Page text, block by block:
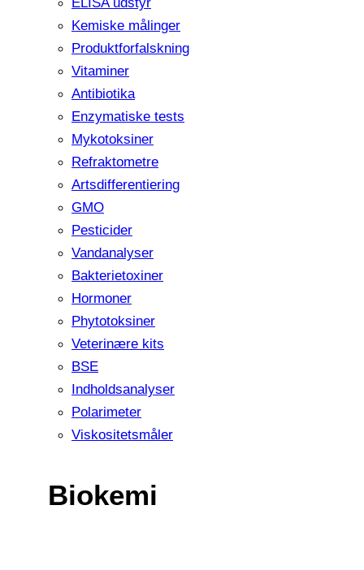
Kemiske målinger
Produktforfalskning
Vitaminer
Antibiotika
Enzymatiske tests
Mykotoksiner
Refraktometre
Artsdifferentiering
GMO
Pesticider
Vandanalyser
Bakterietoxiner
Hormoner
Phytotoksiner
Veterinære kits
BSE
Indholdsanalyser
Polarimeter
Viskositetsmåler
Biokemi